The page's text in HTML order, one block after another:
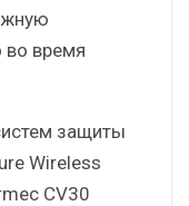
во время
защиты
Wireless
CV30